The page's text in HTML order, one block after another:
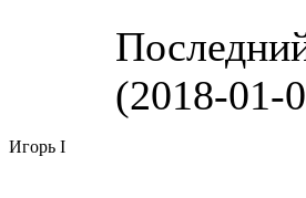
(2018-01-
Игорь I